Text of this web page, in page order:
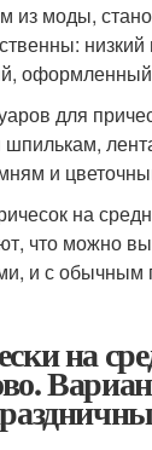
моды,
низкий
для
шпилькам,
и
на
что можно
и с обычным
на